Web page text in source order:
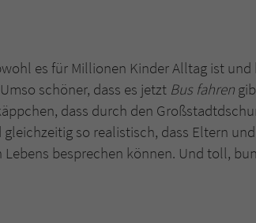
es für Millionen Kinder Alltag ist und
schöner, dass es jetzt Bus fahren
dass durch den
so realistisch, dass Eltern
Lebens besprechen können. Und toll,